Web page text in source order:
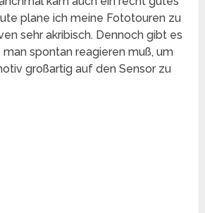
plane ich meine Fototouren zu
sehr akribisch. Dennoch gibt es
spontan reagieren muß, um
großartig auf den Sensor zu